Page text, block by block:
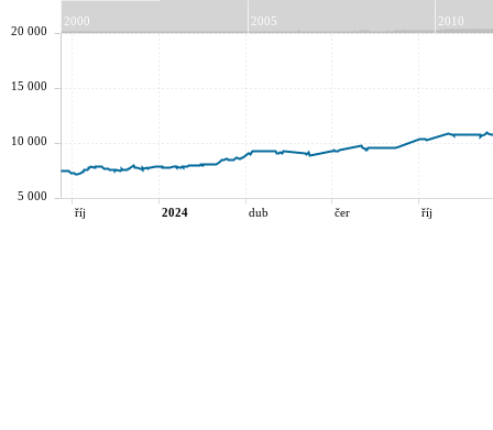
2000 2005 2010
5 000
10 000
15 000
20 000
říj 2024 dub čer říj